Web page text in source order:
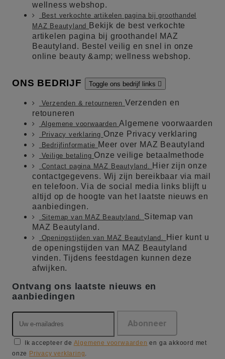
wellness webshop.
Best verkochte artikelen pagina bij groothandel
MAZ Beautyland
Bekijk de best verkochte
artikelen pagina bij groothandel MAZ
Beautyland. Bestel veilig en snel in onze
online beauty &amp; wellness webshop.
ONS BEDRIJF Toggle ons bedrijf links 
Verzenden & retourneren Verzenden en
retouneren
Algemene voorwaardenAlgemene voorwaarden
Privacy verklaring Onze Privacy verklaring
Bedrijfinformatie Meer over MAZ Beautyland
Veilige betaling Onze veilige betaalmethode
Contact pagina MAZ Beautyland. Hier zijn onze
contactgegevens. Wij zijn bereikbaar via mail
en telefoon. Via de social media links blijft u
altijd op de hoogte van het laatste nieuws en
aanbiedingen.
Sitemap van MAZ Beautyland. Sitemap van
MAZ Beautyland.
Openingstijden van MAZ Beautyland.
Hier kunt u
de openingstijden van MAZ Beautyland
vinden. Tijdens feestdagen kunnen deze
afwijken.
Ontvang ons laatste nieuws en
aanbiedingen
Ik accepteer de Algemene voorwaarden en ga akkoord met
onze Privacy verklaring